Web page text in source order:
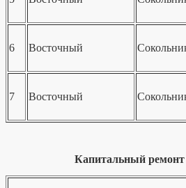
6 Восточный
7 Восточный
Капитальный ремонт